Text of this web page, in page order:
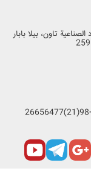
تاون، بيلا بابار